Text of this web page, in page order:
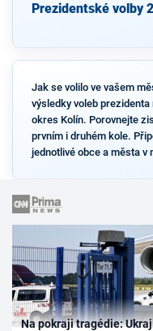
Prezidentské volby
Jak se volilo ve vašem
výsledky voleb
okres Kolín. Porovnejte
prvním i druhém kole.
jednotlivé obce a města v
Na pokraji tragédie: